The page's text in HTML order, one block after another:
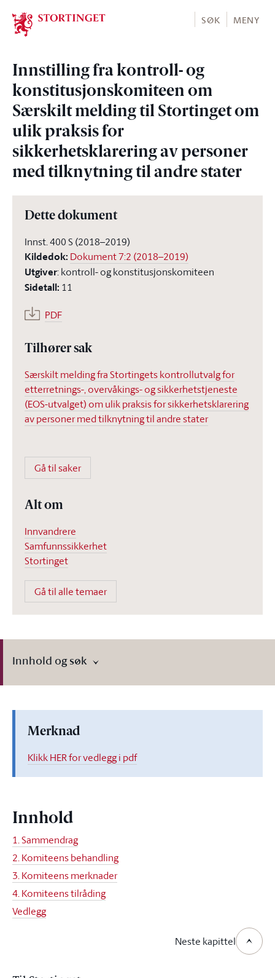
Stortinget.no
SØK MENY
Innstilling fra kontroll- og
konstitusjonskomiteen om
Særskilt melding til Stortinget om
ulik praksis for
sikkerhetsklarering av personer
med tilknytning til andre stater
Dette dokument
Innst. 400 S (2018–2019)
Kildedok: Dokument 7:2 (2018–2019)
Utgiver:kontroll- og konstitusjonskomiteen
Sidetall: 11
PDF
Tilhører sak
Særskilt melding fra Stortingets kontrollutvalg for
etterretnings-, overvåkings- og sikkerhetstjeneste
(EOS-utvalget) om ulik praksis for sikkerhetsklarering
av personer med tilknytning til andre stater
Gå til saker
Alt om
Innvandrere
Samfunnssikkerhet
Stortinget
Gå til alle temaer
Innhold og søk
Merknad
Klikk HER for vedlegg i pdf
Innhold
1. Sammendrag
2. Komiteens behandling
3. Komiteens merknader
4. Komiteens tilråding
Vedlegg
Neste kapittel